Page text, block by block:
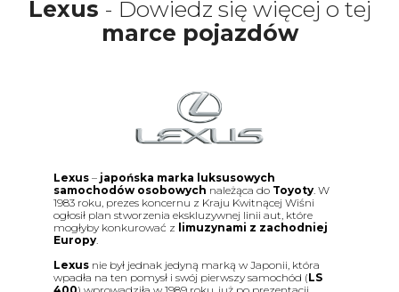
Lexus - Dowiedz się więcej o tej
marce pojazdów
Lexus – japońska marka luksusowych
samochodów osobowych należąca do Toyoty. W
1983 roku, prezes koncernu z Kraju Kwitnącej Wiśni
ogłosił plan stworzenia ekskluzywnej linii aut, które
mogłyby konkurować z limuzynami z zachodniej
Europy.
Lexus nie był jednak jedyną marką w Japonii, która
wpadła na ten pomysł i swój pierwszy samochód (LS